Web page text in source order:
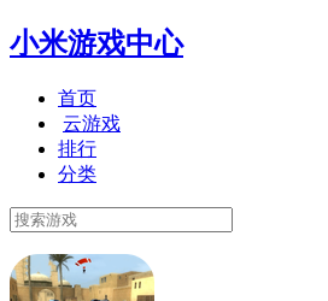
小米游戏中心
首页
云游戏
排行
分类